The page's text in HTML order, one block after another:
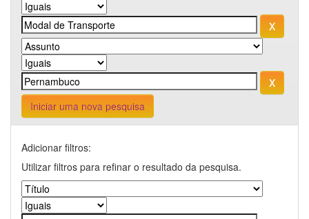
Iniciar uma nova pesquisa
Adicionar filtros:
Utilizar filtros para refinar o resultado da pesquisa.